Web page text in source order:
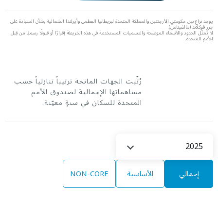
يوجد نزاع بين حكومتي الأرجنتين والمملكة المتحدة لبريطانيا العظمى وأيرلندا الشمالية بشأن السيادة على
جزر فوكلاند (مالفيناس).
لا تُمثّل الحدود والأسماء الموضحة والتسميات المستخدمة في هذه الخريطة إقرارًا أو قبولًا رسميًا من قِبل
الأمم المتحدة.
رُتِّبت الجهات المانحة ترتيباً تنازلياً حسب
مساهماتها الإجمالية لصندوق الأمم
المتحدة للسكان في سنةٍ معيّنة.
Year
2025
إجمالي الأساسية NON-CORE